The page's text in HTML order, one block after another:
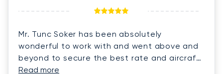
Mr. Tunc Soker has been absolutely
wonderful to work with and went above and
beyond to secure the best rate and aircraft
for us on short notice. He was always quick
Read more